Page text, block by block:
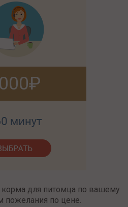
корма для питомца по вашему
пожелания по цене.